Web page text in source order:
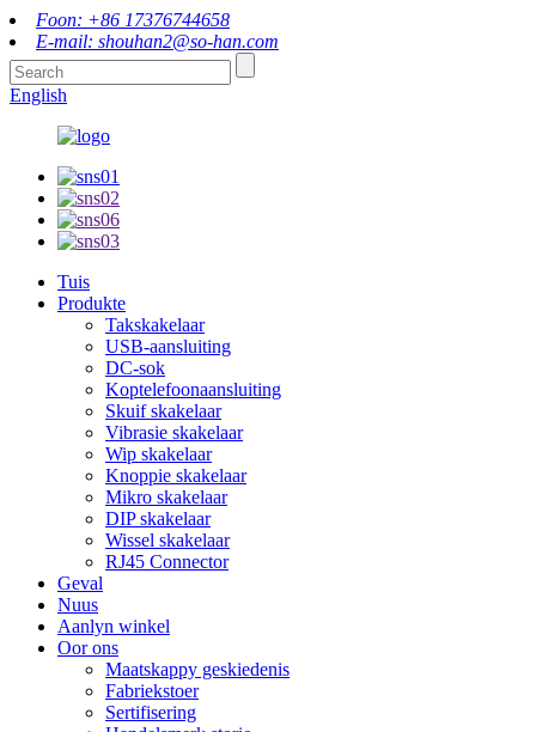
Foon: +86 17376744658
E-mail: shouhan2@so-han.com
English
Tuis
Produkte
Takskakelaar
USB-aansluiting
DC-sok
Koptelefoonaansluiting
Skuif skakelaar
Vibrasie skakelaar
Wip skakelaar
Knoppie skakelaar
Mikro skakelaar
DIP skakelaar
Wissel skakelaar
RJ45 Connector
Geval
Nuus
Aanlyn winkel
Oor ons
Maatskappy geskiedenis
Fabriekstoer
Sertifisering